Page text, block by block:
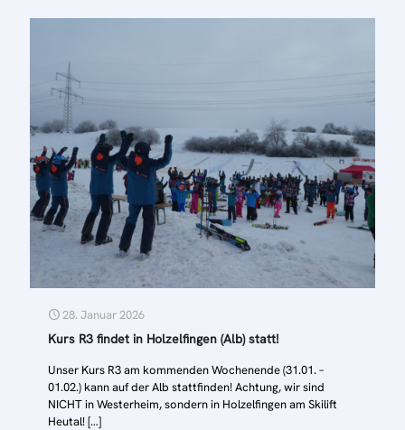
28. Januar 2026
Kurs R3 findet in Holzelfingen (Alb) statt!
Unser Kurs R3 am kommenden Wochenende (31.01. –
01.02.) kann auf der Alb stattfinden! Achtung, wir sind
NICHT in Westerheim, sondern in Holzelfingen am Skilift
Heutal![…]